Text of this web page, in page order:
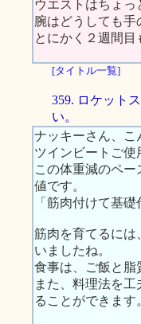
ウエストはちょ
腕はどうしても
とにかく２週間目
[タイトル一覧]
359. ロケット
い。
ナッキーさん、こ
ツインビートご
この体重減のペ
値です。
「筋肉付けて基
筋肉を育てるには
いましたね。
食事は、ご飯と脂
また、料理法を
ることができます